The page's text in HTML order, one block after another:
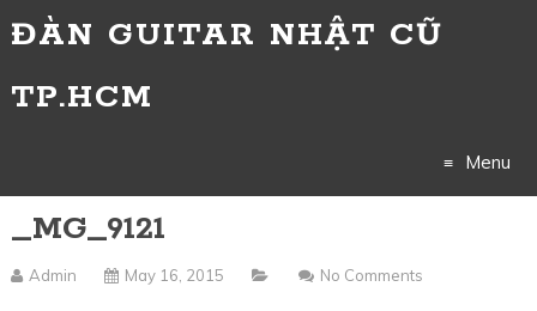
ĐÀN GUITAR NHẬT CŨ
TP.HCM
Menu
_MG_9121
Admin May 16, 2015 No Comments